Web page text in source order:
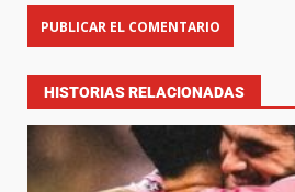
HISTORIAS RELACIONADAS